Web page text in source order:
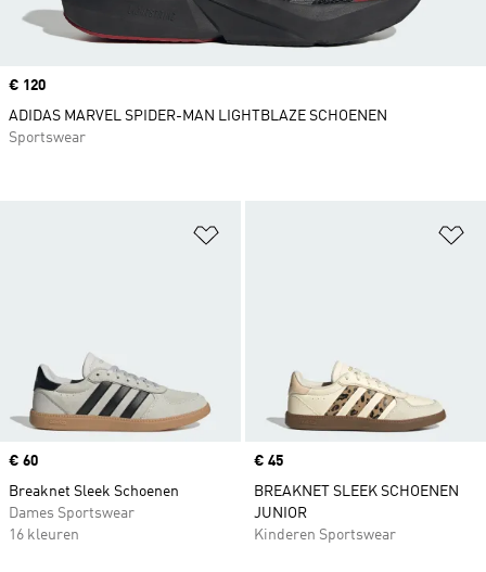
Price
€ 60
Breaknet Sleek Schoenen
Dames Sportswear
16 kleuren
Price
€ 45
BREAKNET SLEEK SCHOENEN
JUNIOR
Kinderen Sportswear
Price
€ 120
ADIDAS MARVEL SPIDER-MAN LIGHTBLAZE SCHOENEN
Sportswear